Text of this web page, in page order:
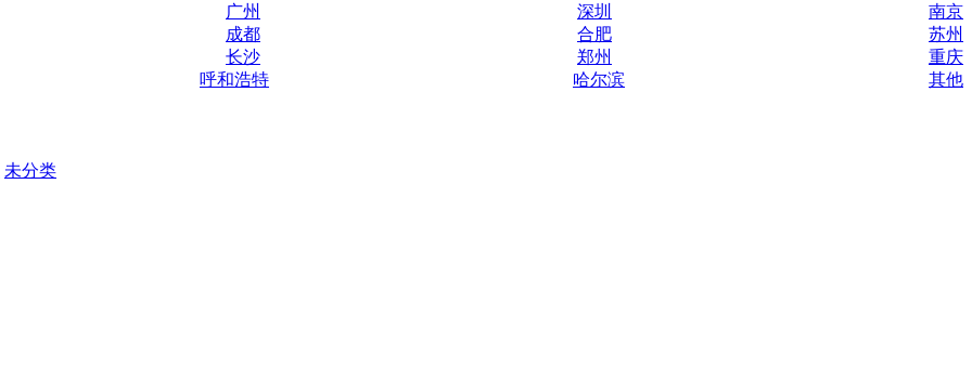
广州 深圳
南京
成都 合肥
苏州
长沙 郑州
重庆
呼和浩特 哈尔滨
其他
未分类